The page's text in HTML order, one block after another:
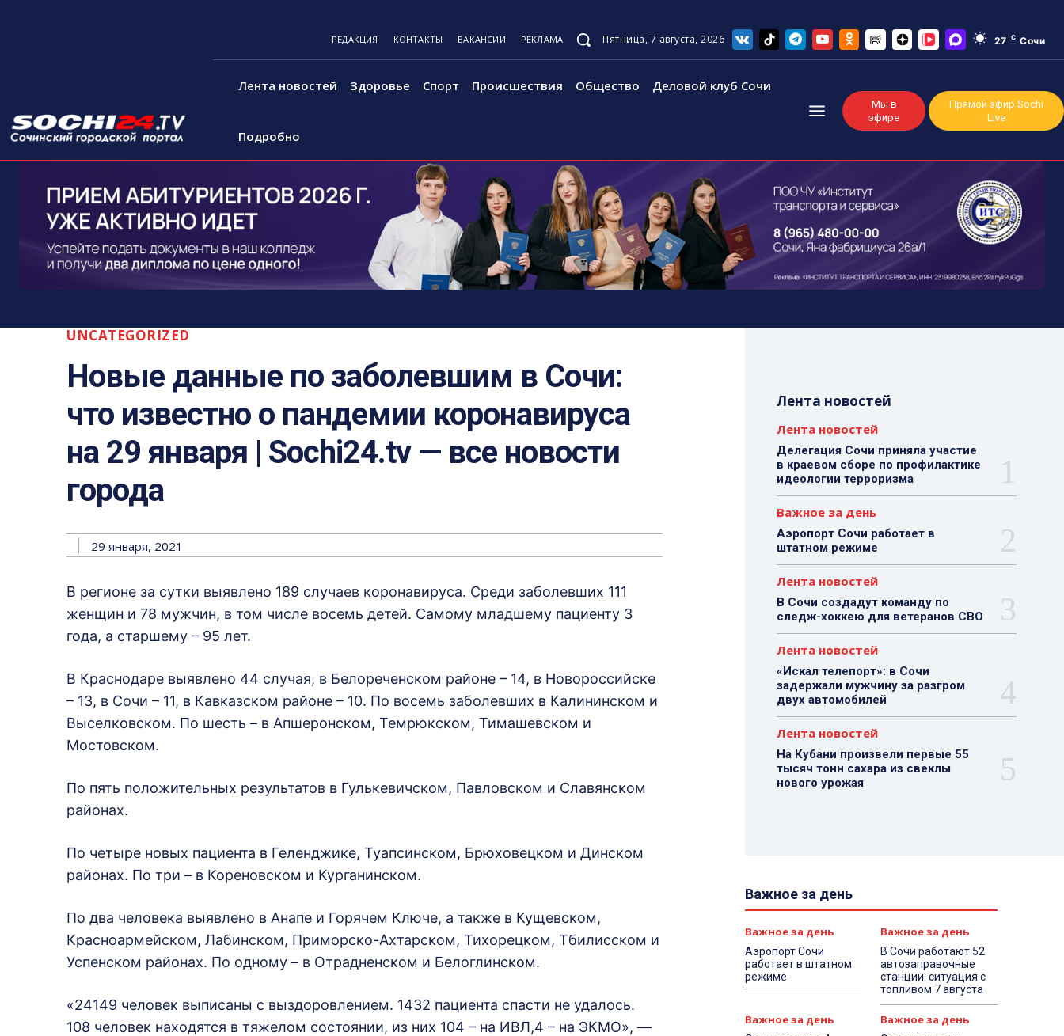
РЕДАКЦИЯ КОНТАКТЫ ВАКАНСИИ РЕКЛАМА Пятница, 7 августа, 2026 27 C Сочи
Лента новостей Здоровье Спорт Происшествия Общество Деловой клуб Сочи
Подробно
Мы в
эфире
Прямой эфир Sochi
Live
UNCATEGORIZED
Новые данные по заболевшим в Сочи:
что известно о пандемии коронавируса
на 29 января | Sochi24.tv — все новости
города
29 января, 2021
В регионе за сутки выявлено 189 случаев коронавируса. Среди заболевших 111
женщин и 78 мужчин, в том числе восемь детей. Самому младшему пациенту 3
года, а старшему – 95 лет.
В Краснодаре выявлено 44 случая, в Белореченском районе – 14, в Новороссийске
– 13, в Сочи – 11, в Кавказском районе – 10. По восемь заболевших в Калининском и
Выселковском. По шесть – в Апшеронском, Темрюкском, Тимашевском и
Мостовском.
По пять положительных результатов в Гулькевичском, Павловском и Славянском
районах.
По четыре новых пациента в Геленджике, Туапсинском, Брюховецком и Динском
районах. По три – в Кореновском и Курганинском.
По два человека выявлено в Анапе и Горячем Ключе, а также в Кущевском,
Красноармейском, Лабинском, Приморско-Ахтарском, Тихорецком, Тбилисском и
Успенском районах. По одному – в Отрадненском и Белоглинском.
«24149 человек выписаны с выздоровлением. 1432 пациента спасти не удалось.
108 человек находятся в тяжелом состоянии, из них 104 – на ИВЛ,4 – на ЭКМО», —
Лента новостей
Лента новостей
Делегация Сочи приняла участие
в краевом сборе по профилактике
идеологии терроризма
Важное за день
Аэропорт Сочи работает в
штатном режиме
Лента новостей
В Сочи создадут команду по
следж-хоккею для ветеранов СВО
Лента новостей
«Искал телепорт»: в Сочи
задержали мужчину за разгром
двух автомобилей
Лента новостей
На Кубани произвели первые 55
тысяч тонн сахара из свеклы
нового урожая
Важное за день
Важное за день
Аэропорт Сочи
работает в штатном
режиме
Важное за день
В Сочи работают 52
автозаправочные
станции: ситуация с
топливом 7 августа
Важное за день Важное за день